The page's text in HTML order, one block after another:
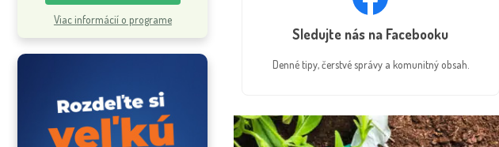
Viac informácií o programe
Sledujte nás na Facebooku
Denné tipy, čerstvé správy a komunitný obsah.